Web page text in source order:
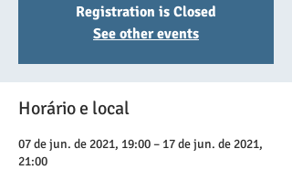
Registration is Closed
See other events
Horário e local
07 de jun. de 2021, 19:00 – 17 de jun. de 2021,
21:00